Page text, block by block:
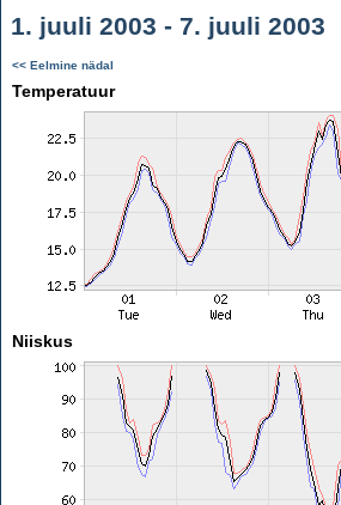
1. juuli 2003 - 7. juuli 2003
<< Eelmine nädal
Temperatuur
Niiskus